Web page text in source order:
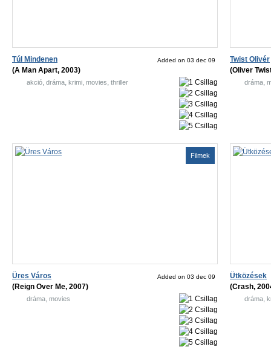
Túl Mindenen
(A Man Apart, 2003)
Added on 03 dec 09
akció, dráma, krimi, movies, thriller
Twist Olivér
(Oliver
dráma,
Filmek
Üres Város
(Reign Over Me, 2007)
Added on 03 dec 09
dráma, movies
Ütközések
(Crash,
dráma,